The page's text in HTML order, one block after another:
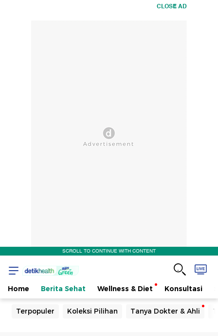
CLOSE AD
SCROLL TO CONTINUE WITH CONTENT
Home Berita Sehat Wellness & Diet Konsultasi
Terpopuler Koleksi Pilihan Tanya Dokter & Ahli